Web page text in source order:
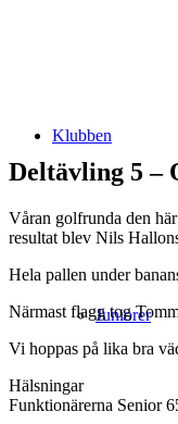
Klubben
Juniorer
Deltävling 5 –
Våran golfrunda den
resultat blev Nils
Hela pallen under
Närmast flagg tog
Vi hoppas på lika bra
Hälsningar
Funktionärerna Senior